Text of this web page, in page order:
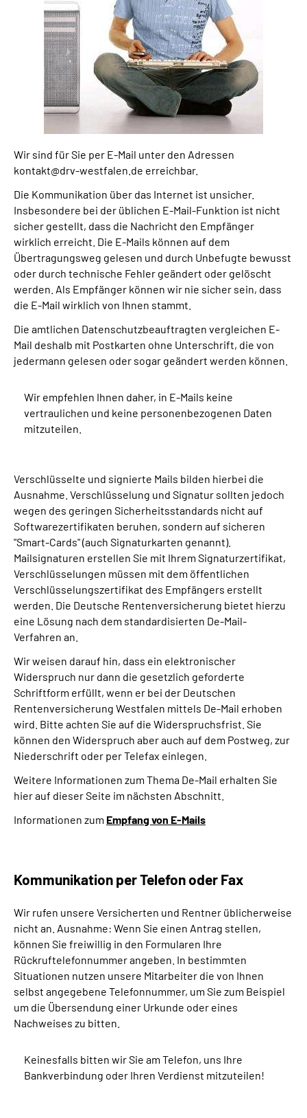
Wir sind für Sie per E-Mail unter den Adressen
kontakt@drv-westfalen.de erreichbar.
Die Kommunikation über das Internet ist unsicher.
Insbesondere bei der üblichen E-Mail-Funktion ist nicht
sicher gestellt, dass die Nachricht den Empfänger
wirklich erreicht. Die E-Mails können auf dem
Übertragungsweg gelesen und durch Unbefugte bewusst
oder durch technische Fehler geändert oder gelöscht
werden. Als Empfänger können wir nie sicher sein, dass
die E-Mail wirklich von Ihnen stammt.
Die amtlichen Datenschutzbeauftragten vergleichen E-
Mail deshalb mit Postkarten ohne Unterschrift, die von
jedermann gelesen oder sogar geändert werden können.
Wir empfehlen Ihnen daher, in E-Mails keine
vertraulichen und keine personenbezogenen Daten
mitzuteilen.
Verschlüsselte und signierte Mails bilden hierbei die
Ausnahme. Verschlüsselung und Signatur sollten jedoch
wegen des geringen Sicherheitsstandards nicht auf
Softwarezertifikaten beruhen, sondern auf sicheren
"Smart-Cards" (auch Signaturkarten genannt).
Mailsignaturen erstellen Sie mit Ihrem Signaturzertifikat,
Verschlüsselungen müssen mit dem öffentlichen
Verschlüsselungszertifikat des Empfängers erstellt
werden. Die Deutsche Rentenversicherung bietet hierzu
eine Lösung nach dem standardisierten De-Mail-
Verfahren an.
Wir weisen darauf hin, dass ein elektronischer
Widerspruch nur dann die gesetzlich geforderte
Schriftform erfüllt, wenn er bei der Deutschen
Rentenversicherung Westfalen mittels De-Mail erhoben
wird. Bitte achten Sie auf die Widerspruchsfrist. Sie
können den Widerspruch aber auch auf dem Postweg, zur
Niederschrift oder per Telefax einlegen.
Weitere Informationen zum Thema De-Mail erhalten Sie
hier auf dieser Seite im nächsten Abschnitt.
Informationen zum Empfang von E-Mails
Kommunikation per Telefon oder Fax
Wir rufen unsere Versicherten und Rentner üblicherweise
nicht an. Ausnahme: Wenn Sie einen Antrag stellen,
können Sie freiwillig in den Formularen Ihre
Rückruftelefonnummer angeben. In bestimmten
Situationen nutzen unsere Mitarbeiter die von Ihnen
selbst angegebene Telefonnummer, um Sie zum Beispiel
um die Übersendung einer Urkunde oder eines
Nachweises zu bitten.
Keinesfalls bitten wir Sie am Telefon, uns Ihre
Bankverbindung oder Ihren Verdienst mitzuteilen!